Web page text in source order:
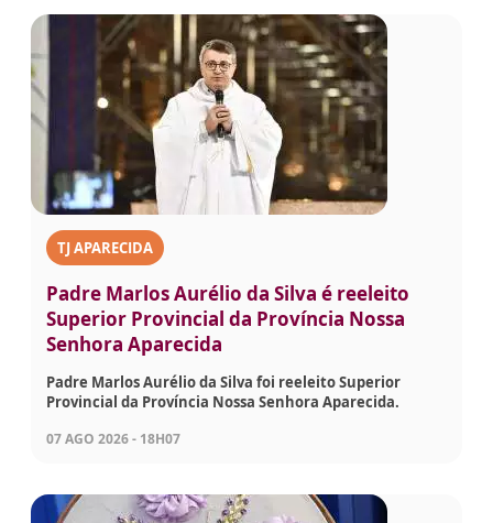
TJ APARECIDA
Padre Marlos Aurélio da Silva é reeleito
Superior Provincial da Província Nossa
Senhora Aparecida
Padre Marlos Aurélio da Silva foi reeleito Superior
Provincial da Província Nossa Senhora Aparecida.
07 AGO 2026 - 18H07